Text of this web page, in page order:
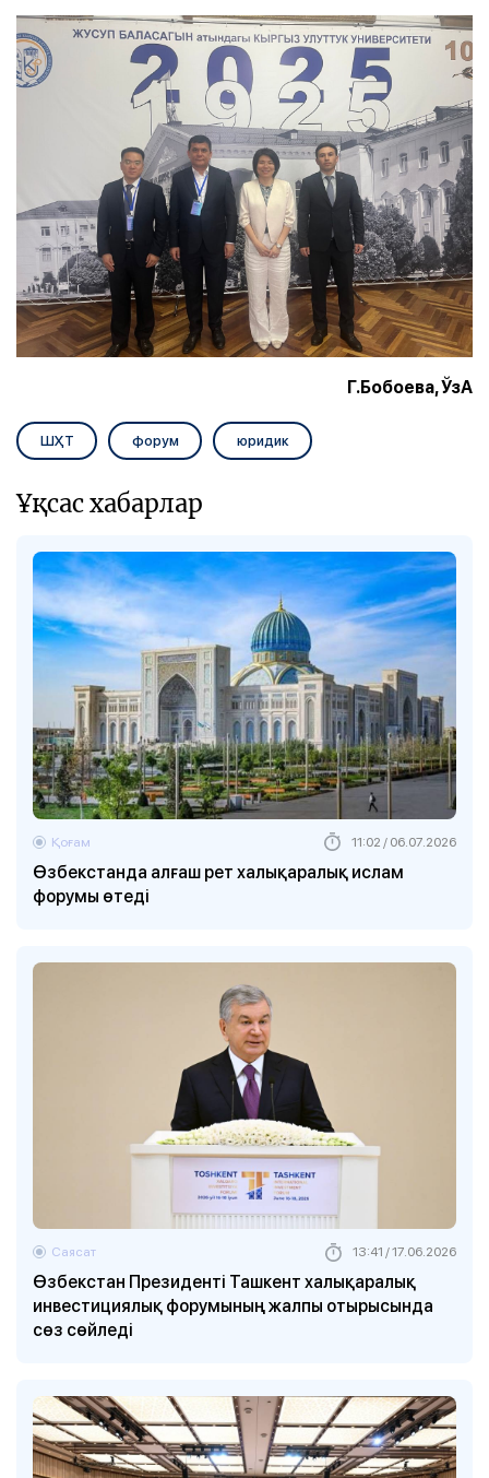
Г.Бобоева, ЎзА
ШҲТ форум юридик
Ұқсас хабарлар
Өзбекстанда алғаш рет халықаралық ислам
форумы өтеді
Қоғам 11:02 / 06.07.2026
Өзбекстан Президенті Ташкент халықаралық
инвестициялық форумының жалпы отырысында
сөз сөйледі
Саясат 13:41 / 17.06.2026